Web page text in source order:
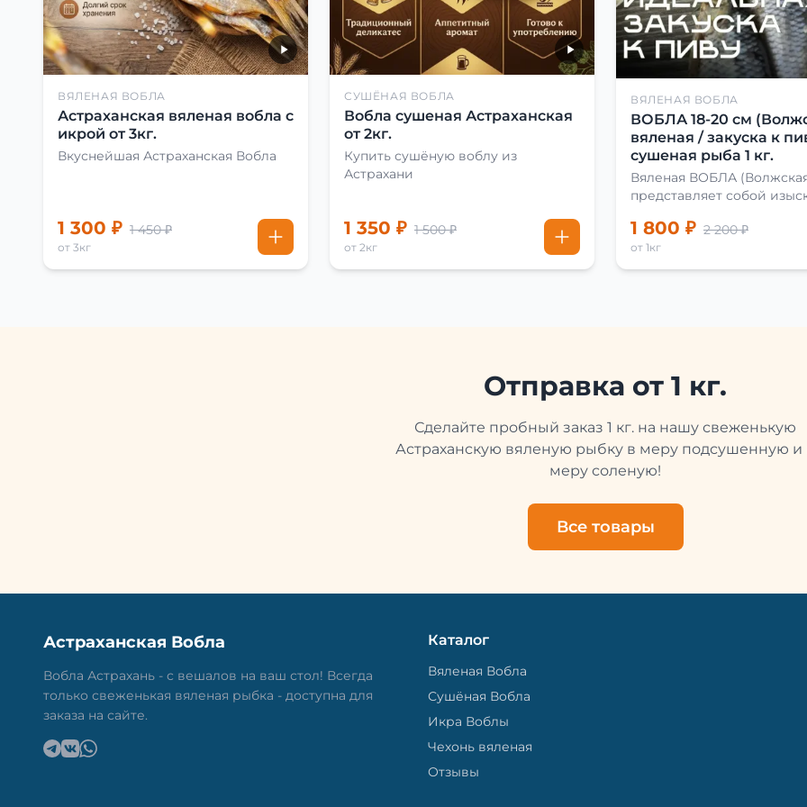
ВЯЛЕНАЯ ВОБЛА
Астраханская вяленая вобла с
икрой от 3кг.
Вкуснейшая Астраханская Вобла
1 300 ₽ 1 450 ₽
от 3кг
СУШЁНАЯ ВОБЛА
Вобла сушеная Астраханская
от 2кг.
Купить сушёную воблу из
Астрахани
1 350 ₽ 1 500 ₽
от 2кг
ВЯЛЕНАЯ ВОБЛА
ВОБЛА 18-20 см
вяленая / закуска к
сушеная рыба 1 кг.
Вяленая ВОБЛА
представляет собой
удовлетворить даже самых
взыскательных гурманов. Чтобы
сделать вяленую воблу,
приготовлении вяленой
делают с учётом времени
свежей и качественной.
рыбу упаковывают в
пакет, чтобы она не
не просто вкусная еда, но и
пример того, как можно
старые рецепты и
вкусно.
1 800 ₽ 2 200 ₽
от 1кг
Отправка от 1 кг.
Сделайте пробный заказ 1 кг. на нашу свеженькую
Астраханскую вяленую рыбку в меру подсушенную и
меру соленую!
Все товары
Астраханская Вобла
Вобла Астрахань - с вешалов на ваш стол! Всегда
только свеженькая вяленая рыбка - доступна для
заказа на сайте.
Каталог
Вяленая Вобла
Сушёная Вобла
Икра Воблы
Чехонь вяленая
Отзывы